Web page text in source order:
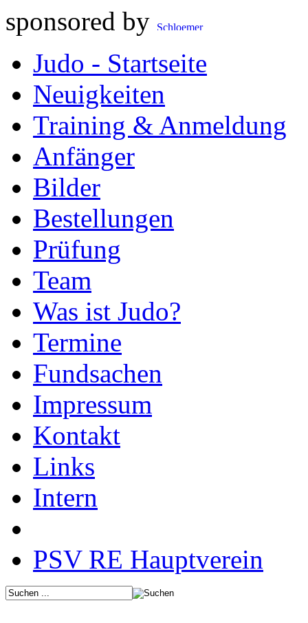
sponsored by
Judo - Startseite
Neuigkeiten
Training & Anmeldung
Anfänger
Bilder
Bestellungen
Prüfung
Team
Was ist Judo?
Termine
Fundsachen
Impressum
Kontakt
Links
Intern
PSV RE Hauptverein